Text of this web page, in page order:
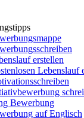
erstellen
Lebenslauf
Bewerbung
auf Englisch